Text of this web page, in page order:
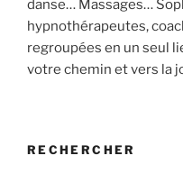
danse… Massages…
hypnothérapeutes,
regroupées en un seul
votre chemin et vers la
RECHERCHER